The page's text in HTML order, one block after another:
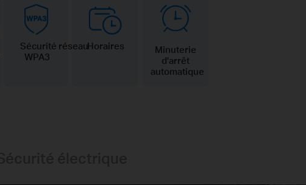
Sécurité réseau
WPA3
Horaires
Minuterie
d'arrêt
automatique